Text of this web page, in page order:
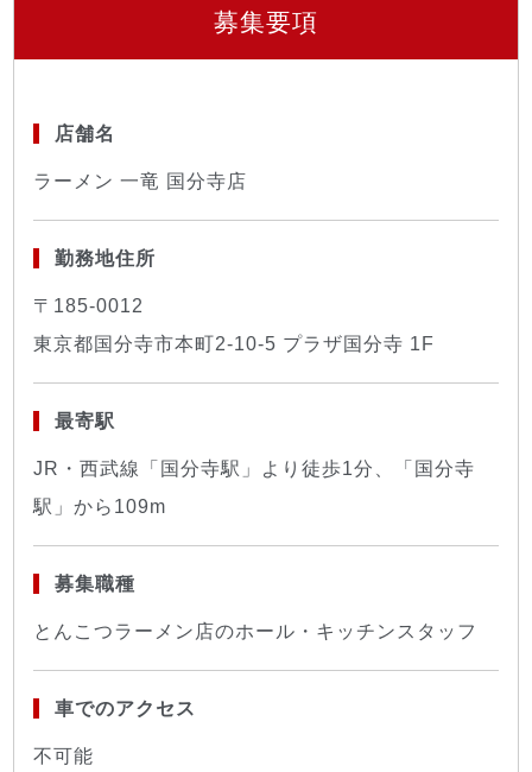
募集要項
店舗名
ラーメン 一竜 国分寺店
勤務地住所
〒185-0012
東京都国分寺市本町2-10-5 プラザ国分寺 1F
最寄駅
JR・西武線「国分寺駅」より徒歩1分、「国分寺
駅」から109m
募集職種
とんこつラーメン店のホール・キッチンスタッフ
車でのアクセス
不可能